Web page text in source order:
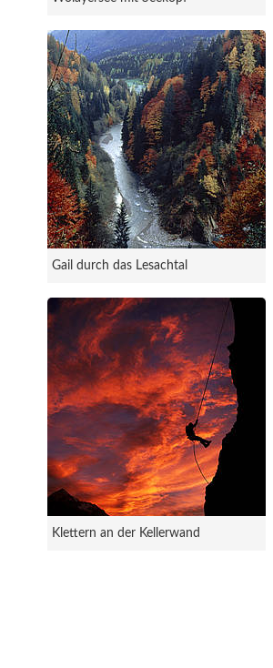
Gail durch das Lesachtal
Klettern an der Kellerwand